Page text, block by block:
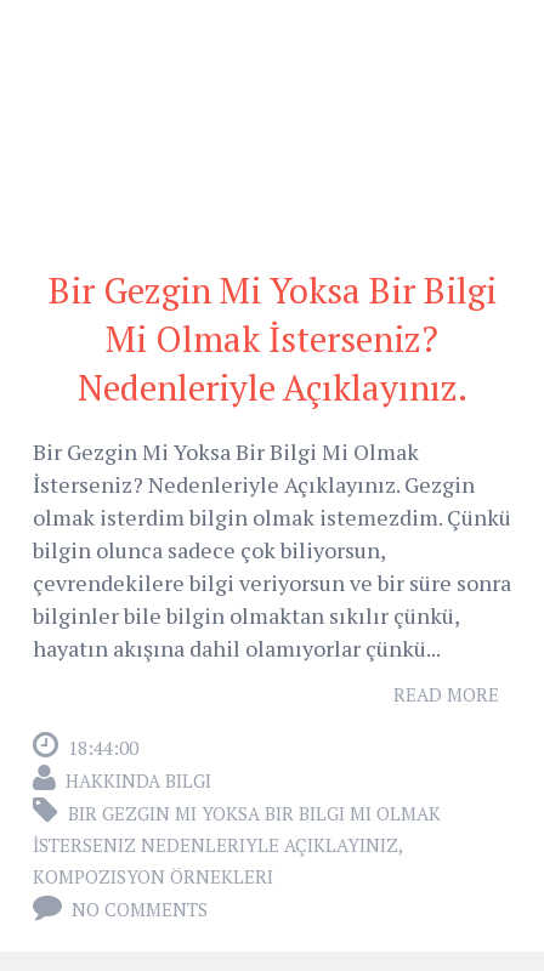
Bir Gezgin Mi Yoksa Bir Bilgi
Mi Olmak İsterseniz?
Nedenleriyle Açıklayınız.
Bir Gezgin Mi Yoksa Bir Bilgi Mi Olmak
İsterseniz? Nedenleriyle Açıklayınız. Gezgin
olmak isterdim bilgin olmak istemezdim. Çünkü
bilgin olunca sadece çok biliyorsun,
çevrendekilere bilgi veriyorsun ve bir süre sonra
bilginler bile bilgin olmaktan sıkılır çünkü,
hayatın akışına dahil olamıyorlar çünkü...
READ MORE
18:44:00
HAKKINDA BILGI
BIR GEZGIN MI YOKSA BIR BILGI MI OLMAK
İSTERSENIZ NEDENLERIYLE AÇIKLAYINIZ,
KOMPOZISYON ÖRNEKLERI
NO COMMENTS